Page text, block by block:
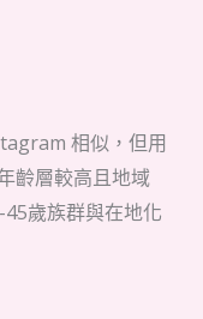
相似，但用
齡層較高且地域
歲族群與在地化